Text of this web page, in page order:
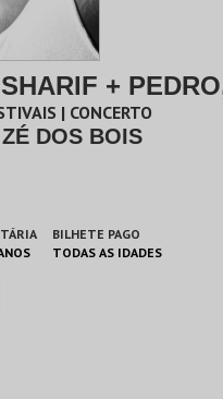
+
| CONCERTO
DOS BOIS
BILHETE PAGO
TODAS AS IDADES